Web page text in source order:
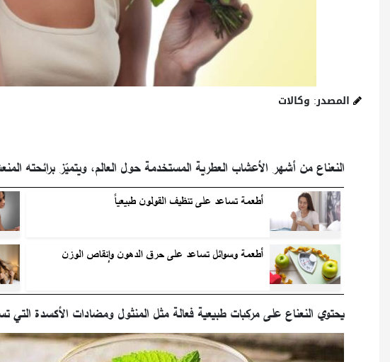
المصدر: وكالات
النعناع من أشهر الأعشاب العطرية المستخدمة حول العالم، ويتميّز برائحته
أطعمة تساعد على تنظيف القولون طبيعياً
أطعمة وسوائل تساعد على حرق الدهون وإنقاص الوزن
يحتوي النعناع على مركبات طبيعية فعالة مثل المنثول ومضادات الأكسدة التي